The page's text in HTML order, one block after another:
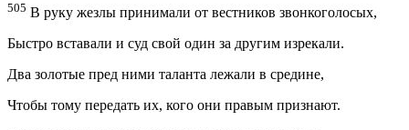
505 В руку жезлы принимали от вестников звонкоголосых,
Быстро вставали и суд свой один за другим изрекали.
Два золотые пред ними таланта лежали в средине,
Чтобы тому передать их, кого они правым признают.